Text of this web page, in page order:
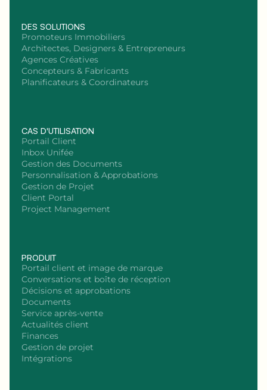
DES SOLUTIONS
Promoteurs Immobiliers
Architectes, Designers & Entrepreneurs
Agences Créatives
Concepteurs & Fabricants
Planificateurs & Coordinateurs
CAS D'UTILISATION
Portail Client
Inbox Unifée
Gestion des Documents
Personnalisation & Approbations
Gestion de Projet
Client Portal
Project Management
PRODUIT
Portail client et image de marque
Conversations et boîte de réception
Décisions et approbations
Documents
Service après-vente
Actualités client
Finances
Gestion de projet
Intégrations